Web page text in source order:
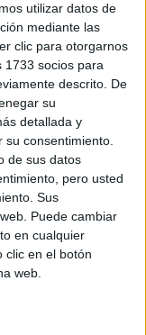
utilizar datos de
mediante las
clic para otorgarnos
1733 socios para
descrito. De
su
detallada y
consentimiento.
de sus datos
pero usted
Sus
Puede cambiar
en cualquier
clic en el botón
web.
o FP?
Uso
uso*